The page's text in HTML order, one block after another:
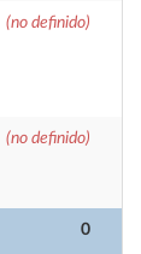
0
(no definido)
(no definido)